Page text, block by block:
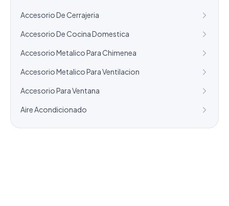
Accesorio De Cerrajeria
Accesorio De Cocina Domestica
Accesorio Metalico Para Chimenea
Accesorio Metalico Para Ventilacion
Accesorio Para Ventana
Aire Acondicionado